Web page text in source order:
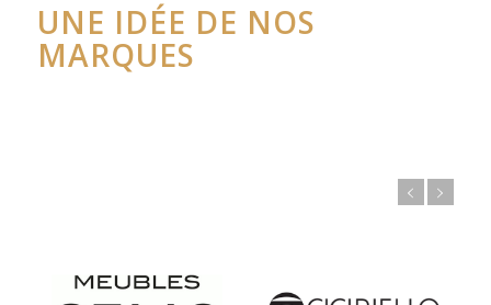
UNE IDÉE DE NOS
MARQUES